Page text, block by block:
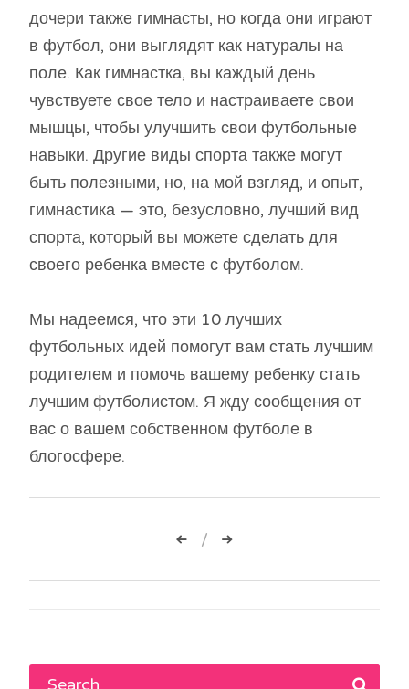
дочери также гимнасты, но когда они играют
в футбол, они выглядят как натуралы на
поле. Как гимнастка, вы каждый день
чувствуете свое тело и настраиваете свои
мышцы, чтобы улучшить свои футбольные
навыки. Другие виды спорта также могут
быть полезными, но, на мой взгляд, и опыт,
гимнастика — это, безусловно, лучший вид
спорта, который вы можете сделать для
своего ребенка вместе с футболом.
Мы надеемся, что эти 10 лучших
футбольных идей помогут вам стать лучшим
родителем и помочь вашему ребенку стать
лучшим футболистом. Я жду сообщения от
вас о вашем собственном футболе в
блогосфере.
Навигация
по